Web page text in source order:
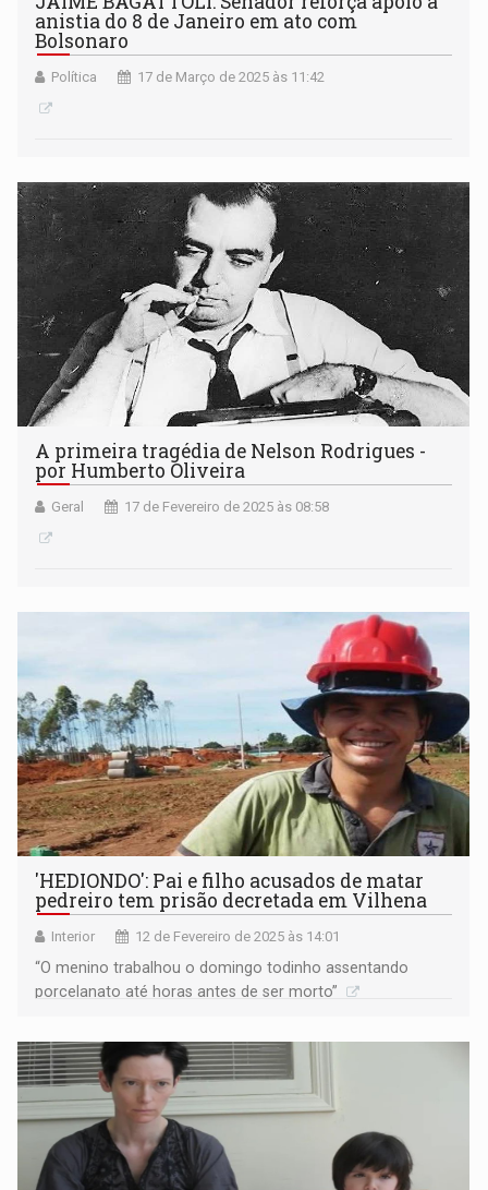
anistia do 8 de Janeiro em ato com
Bolsonaro
Política 17 de Março de 2025 às 11:42
A primeira tragédia de Nelson Rodrigues -
por Humberto Oliveira
Geral 17 de Fevereiro de 2025 às 08:58
'HEDIONDO': Pai e filho acusados de matar
pedreiro tem prisão decretada em Vilhena
Interior 12 de Fevereiro de 2025 às 14:01
“O menino trabalhou o domingo todinho assentando
porcelanato até horas antes de ser morto”